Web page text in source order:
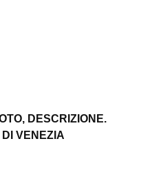
DESCRIZIONE.
DI VENEZIA